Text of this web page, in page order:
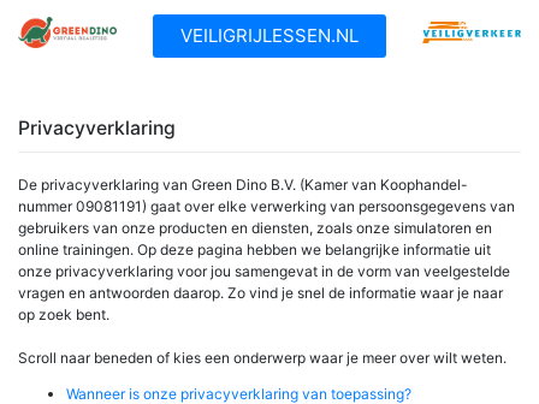
naar
VEILIGRIJLESSEN.NL
Privacyverklaring
De privacyverklaring van Green Dino B.V. (Kamer van Koophandel-
nummer 09081191) gaat over elke verwerking van persoonsgegevens van
gebruikers van onze producten en diensten, zoals onze simulatoren en
online trainingen. Op deze pagina hebben we belangrijke informatie uit
onze privacyverklaring voor jou samengevat in de vorm van veelgestelde
vragen en antwoorden daarop. Zo vind je snel de informatie waar je naar
op zoek bent.
Scroll naar beneden of kies een onderwerp waar je meer over wilt weten.
Wanneer is onze privacyverklaring van toepassing?